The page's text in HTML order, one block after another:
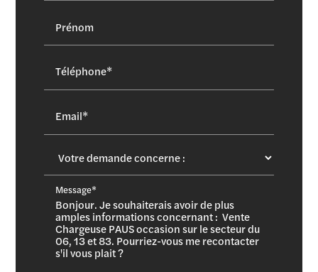
Prénom
Téléphone*
Email*
Message*